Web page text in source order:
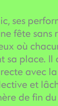
ses
fête sans
où
sa place. Il
avec
et
de fin